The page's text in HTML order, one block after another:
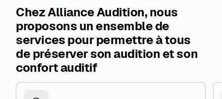
Chez Alliance Audition, nous
proposons un ensemble de
services pour permettre à tous
de préserver son audition et son
confort auditif